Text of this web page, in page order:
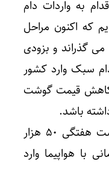
به واردات دام
که اکنون مراحل
گذراند و بزودی
سبک وارد کشور
کاهش قیمت گوشت
باشد.
وی اضافه کرد: همچنین قرار است هفتگی ۵۰ هزار
با هواپیما وارد